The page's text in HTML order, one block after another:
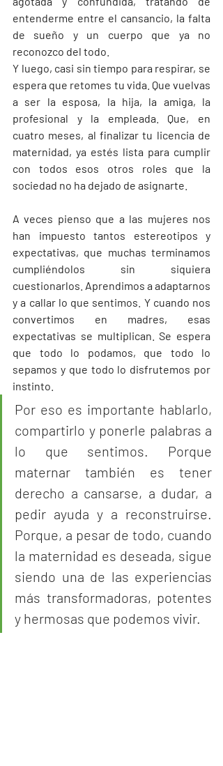
entenderme entre el cansancio, la falta
de sueño y un cuerpo que ya no
reconozco del todo.
Y luego, casi sin tiempo para respirar, se
espera que retomes tu vida. Que vuelvas
a ser la esposa, la hija, la amiga, la
profesional y la empleada. Que, en
cuatro meses, al finalizar tu licencia de
maternidad, ya estés lista para cumplir
con todos esos otros roles que la
sociedad no ha dejado de asignarte.
A veces pienso que a las mujeres nos
han impuesto tantos estereotipos y
expectativas, que muchas terminamos
cumpliéndolos sin siquiera
cuestionarlos. Aprendimos a adaptarnos
y a callar lo que sentimos. Y cuando nos
convertimos en madres, esas
expectativas se multiplican. Se espera
que todo lo podamos, que todo lo
sepamos y que todo lo disfrutemos por
instinto.
Por eso es importante hablarlo,
compartirlo y ponerle palabras a
lo que sentimos. Porque
maternar también es tener
derecho a cansarse, a dudar, a
pedir ayuda y a reconstruirse.
Porque, a pesar de todo, cuando
la maternidad es deseada, sigue
siendo una de las experiencias
más transformadoras, potentes
y hermosas que podemos vivir.